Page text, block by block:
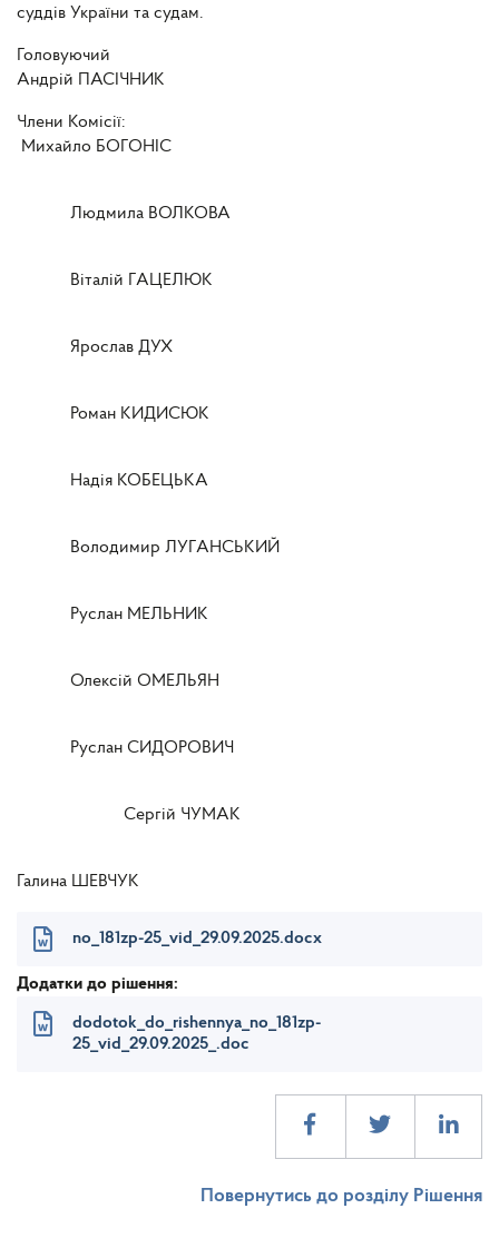
суддів України та судам.
Головуючий
Андрій ПАСІЧНИК
Члени Комісії:
Михайло БОГОНІС
Людмила ВОЛКОВА
Віталій ГАЦЕЛЮК
Ярослав ДУХ
Роман КИДИСЮК
Надія КОБЕЦЬКА
Володимир ЛУГАНСЬКИЙ
Руслан МЕЛЬНИК
Олексій ОМЕЛЬЯН
Руслан СИДОРОВИЧ
Сергій ЧУМАК
Галина ШЕВЧУК
no_181zp-25_vid_29.09.2025.docx
Додатки до рішення:
dodotok_do_rishennya_no_181zp-
25_vid_29.09.2025_.doc
Повернутись до розділу Рішення